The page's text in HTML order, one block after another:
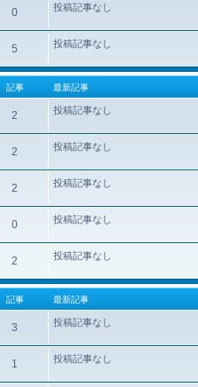
0 投稿記事なし
5 投稿記事なし
記事 最新記事
2 投稿記事なし
2 投稿記事なし
2 投稿記事なし
0 投稿記事なし
2 投稿記事なし
記事 最新記事
3 投稿記事なし
1 投稿記事なし